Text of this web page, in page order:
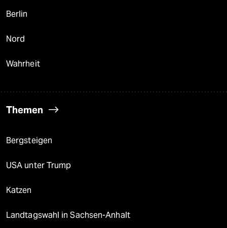
Berlin
Nord
Wahrheit
Themen
Bergsteigen
USA unter Trump
Katzen
Landtagswahl in Sachsen-Anhalt